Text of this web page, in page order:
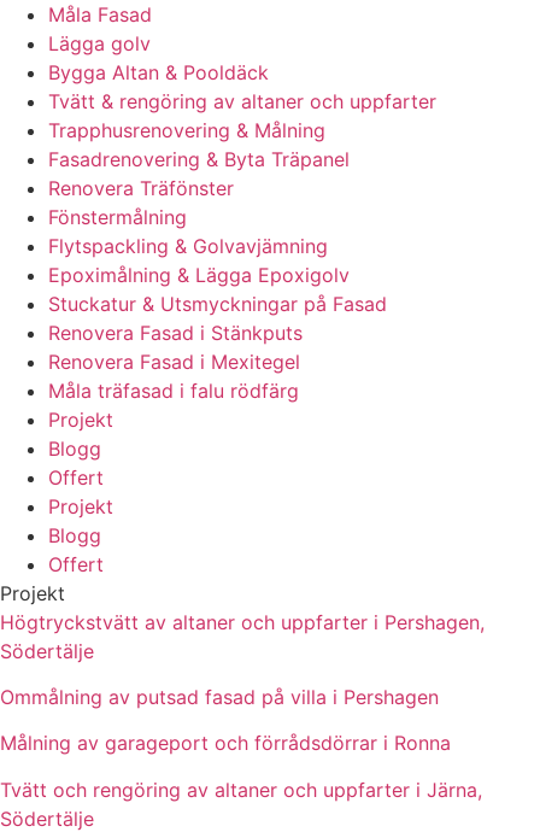
Måla Fasad
Lägga golv
Bygga Altan & Pooldäck
Tvätt & rengöring av altaner och uppfarter
Trapphusrenovering & Målning
Fasadrenovering & Byta Träpanel
Renovera Träfönster
Fönstermålning
Flytspackling & Golvavjämning
Epoximålning & Lägga Epoxigolv
Stuckatur & Utsmyckningar på Fasad
Renovera Fasad i Stänkputs
Renovera Fasad i Mexitegel
Måla träfasad i falu rödfärg
Projekt
Blogg
Offert
Projekt
Blogg
Offert
Projekt
Högtryckstvätt av altaner och uppfarter i Pershagen,
Södertälje
Ommålning av putsad fasad på villa i Pershagen
Målning av garageport och förrådsdörrar i Ronna
Tvätt och rengöring av altaner och uppfarter i Järna,
Södertälje